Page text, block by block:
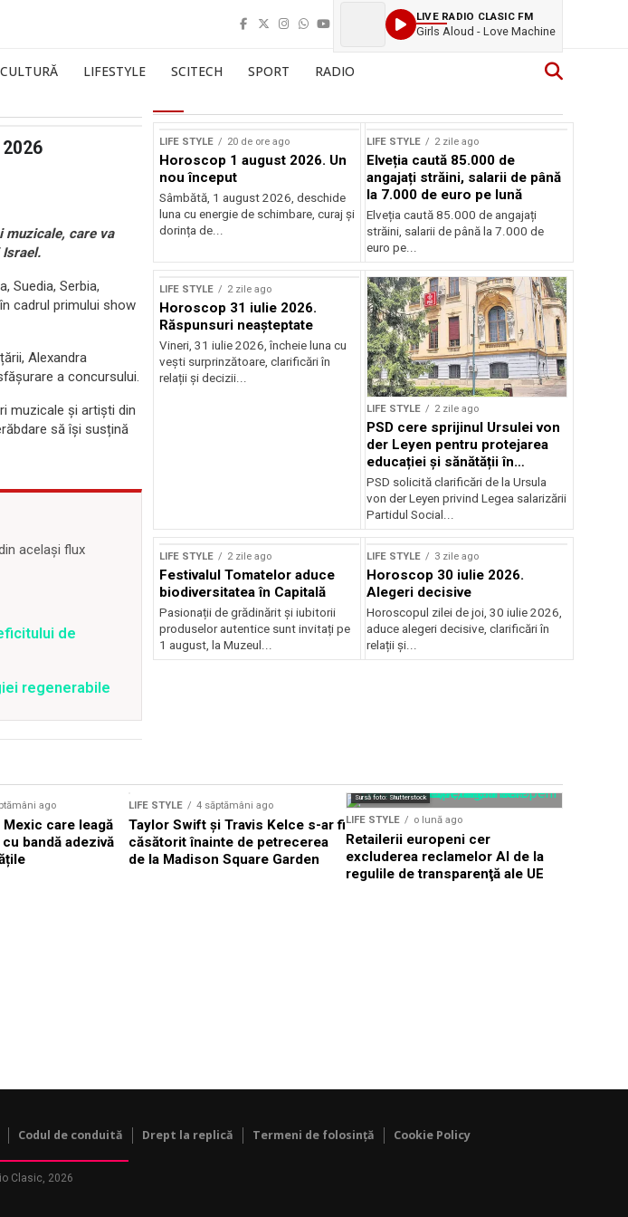
LIVE RADIO CLASIC FM
Girls Aloud - Love Machine
CULTURĂ LIFESTYLE SCITECH SPORT RADIO
muzicale, care va
Israel.
Suedia, Serbia,
cadrul primului show
Alexandra
a concursului.
muzicale și artiști din
să își susțină
același flux
de
regenerabile
LIFE STYLE 20 de ore ago
Horoscop 1 august 2026. Un
nou început
Sâmbătă, 1 august 2026, deschide
luna cu energie de schimbare, curaj și
dorința de...
LIFE STYLE 2 zile ago
Elveția caută 85.000 de
angajați străini, salarii de până
la 7.000 de euro pe lună
Elveția caută 85.000 de angajați
străini, salarii de până la 7.000 de
euro pe...
LIFE STYLE 2 zile ago
Horoscop 31 iulie 2026.
Răspunsuri neașteptate
Vineri, 31 iulie 2026, încheie luna cu
vești surprinzătoare, clarificări în
relații și decizii...
LIFE STYLE 2 zile ago
PSD cere sprijinul Ursulei von
der Leyen pentru protejarea
educației și sănătății în
reforma salarială
PSD solicită clarificări de la Ursula
von der Leyen privind Legea salarizării
Partidul Social...
LIFE STYLE 2 zile ago
Festivalul Tomatelor aduce
biodiversitatea în Capitală
Pasionații de grădinărit și iubitorii
produselor autentice sunt invitați pe
1 august, la Muzeul...
LIFE STYLE 3 zile ago
Horoscop 30 iulie 2026.
Alegeri decisive
Horoscopul zilei de joi, 30 iulie 2026,
aduce alegeri decisive, clarificări în
relații și...
ago
care leagă
bandă adezivă
LIFE STYLE 4 săptămâni ago
Taylor Swift și Travis Kelce s-ar fi
căsătorit înainte de petrecerea
de la Madison Square Garden
Sursă foto: Shutterstock
LIFE STYLE o lună ago
Retailerii europeni cer
excluderea reclamelor AI de la
regulile de transparenţă ale UE
Codul de conduită Drept la replică Termeni de folosință Cookie Policy
Clasic, 2026